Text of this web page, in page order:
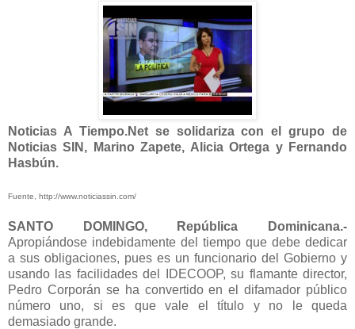
Noticias A Tiempo.Net se solidariza con el grupo de
Noticias SIN, Marino Zapete, Alicia Ortega y Fernando
Hasbún.
Fuente, http://www.noticiassin.com/
SANTO DOMINGO, República Dominicana.-
Apropiándose indebidamente del tiempo que debe dedicar
a sus obligaciones, pues es un funcionario del Gobierno y
usando las facilidades del IDECOOP, su flamante director,
Pedro Corporán se ha convertido en el difamador público
número uno, si es que vale el título y no le queda
demasiado grande.